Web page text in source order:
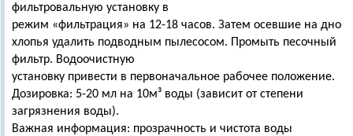
фильтровальную установку в
режим «фильтрация» на 12-18 часов. Затем осевшие на дно
хлопья удалить подводным пылесосом. Промыть песочный
фильтр. Водоочистную
установку привести в первоначальное рабочее положение.
Дозировка: 5-20 мл на 10м³ воды (зависит от степени
загрязнения воды).
Важная информация: прозрачность и чистота воды